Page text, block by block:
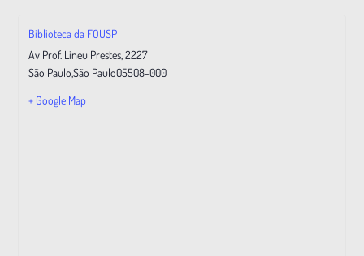
Biblioteca da FOUSP
Av Prof. Lineu Prestes, 2227
São Paulo,São Paulo05508-000
+ Google Map